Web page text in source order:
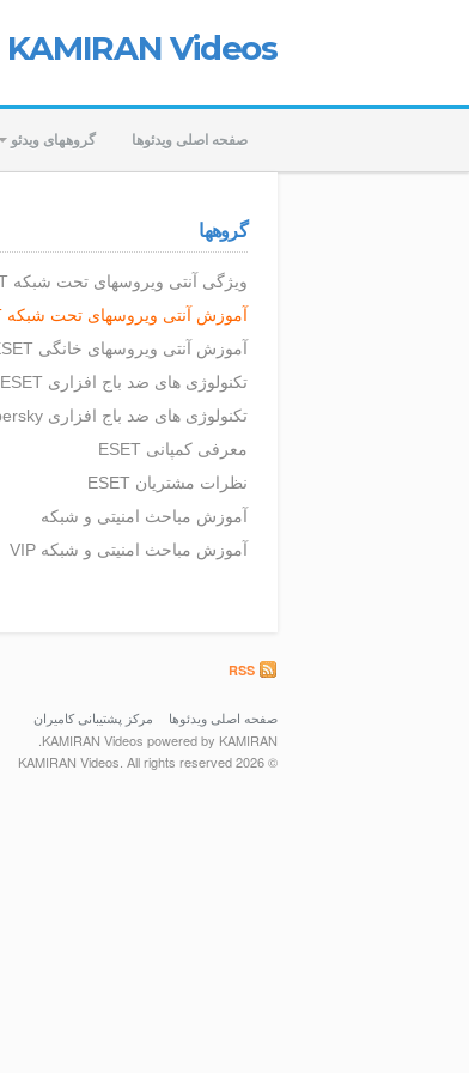
KAMIRAN Videos
صفحه اصلی ویدئوها گروههای ویدئو
گروهها
ویژگی آنتی ویروسهای تحت شبکه ESET
آموزش آنتی ویروسهای تحت شبکه ESET
آموزش آنتی ویروسهای خانگی ESET
تکنولوژی های ضد باج افزاری ESET
تکنولوژی های ضد باج افزاری Kaspersky
معرفی کمپانی ESET
نظرات مشتریان ESET
آموزش مباحث امنیتی و شبکه
آموزش مباحث امنیتی و شبکه VIP
صفحه اصلی ویدئوها
مرکز پشتیبانی کامیران
KAMIRAN Videos powered by KAMIRAN.
© 2026 KAMIRAN Videos. All rights reserved